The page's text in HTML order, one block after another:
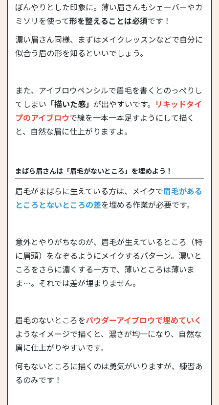
ぼんやりとした印象に。薄い眉さんもシェーバーやカ
ミソリを使って形を整えることは必須です！
濃い眉さん同様、まずはメイクレッスンなどで自分に
似合う眉の形を知るといいでしょう。
また、アイブロウペンシルで眉毛を書くとのっぺりし
てしまい 「描いた感」 が出やすいです。 リキッドタイ
プのアイブロウで線を一本一本足すようにして描く
と、自然な眉に仕上がりますよ。
まばら眉さんは「眉毛がないところ」を埋めよう！
眉毛がまばらに生えている方は、メイクで眉毛がある
ところとないところの差を埋める作業が必要です。
意外とやりがちなのが、眉毛が生えているところ（特
に眉頭）をなぞるようにメイクするパターン。濃いと
ころをさらに濃くする一方で、薄いところは薄いま
ま…。それでは差が埋まりません。
眉毛のないところをパウダーアイブロウで埋めていく
ようなイメージで描くと、濃さが均一になり、自然な
眉に仕上がりやすいです。
何もないところに描くのは勇気がいりますが、練習あ
るのみです！